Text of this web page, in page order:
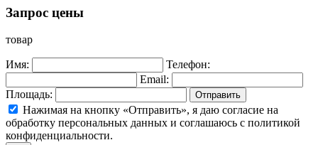
Запрос цены
товар
Имя:
Телефон:
Email:
Площадь:
Отправить
Нажимая на кнопку «Отправить», я даю согласие на
обработку персональных данных и соглашаюсь c политикой
конфиденциальности.